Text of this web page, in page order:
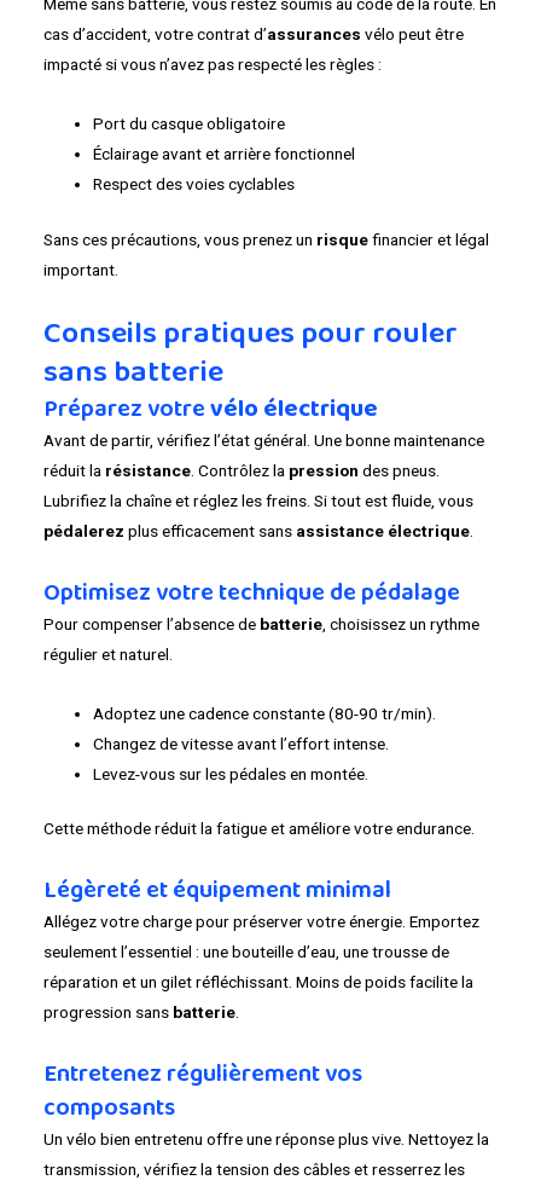
Même sans batterie, vous restez soumis au code de la route. En
cas d’accident, votre contrat d’assurances vélo peut être
impacté si vous n’avez pas respecté les règles :
Port du casque obligatoire
Éclairage avant et arrière fonctionnel
Respect des voies cyclables
Sans ces précautions, vous prenez un risquefinancier et légal
important.
Conseils pratiques pour rouler
sans batterie
Préparez votrevélo électrique
Avant de partir, vérifiez l’état général. Une bonne maintenance
réduit la résistance. Contrôlez la pression des pneus.
Lubrifiez la chaîne et réglez les freins. Si tout est fluide, vous
pédalerez plus efficacement sans assistance électrique.
Optimisez votre technique de pédalage
Pour compenser l’absence de batterie, choisissez un rythme
régulier et naturel.
Adoptez une cadence constante (80-90 tr/min).
Changez de vitesse avant l’effort intense.
Levez-vous sur les pédales en montée.
Cette méthode réduit la fatigue et améliore votre endurance.
Légèreté et équipement minimal
Allégez votre charge pour préserver votre énergie. Emportez
seulement l’essentiel : une bouteille d’eau, une trousse de
réparation et un gilet réfléchissant. Moins de poids facilite la
progression sans batterie.
Entretenez régulièrement vos
composants
Un vélo bien entretenu offre une réponse plus vive. Nettoyez la
transmission, vérifiez la tension des câbles et resserrez les